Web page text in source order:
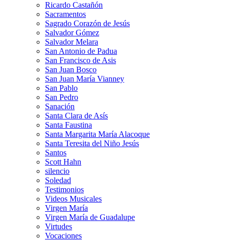
Ricardo Castañón
Sacramentos
Sagrado Corazón de Jesús
Salvador Gómez
Salvador Melara
San Antonio de Padua
San Francisco de Asis
San Juan Bosco
San Juan María Vianney
San Pablo
San Pedro
Sanación
Santa Clara de Asís
Santa Faustina
Santa Margarita María Alacoque
Santa Teresita del Niño Jesús
Santos
Scott Hahn
silencio
Soledad
Testimonios
Videos Musicales
Virgen María
Virgen María de Guadalupe
Virtudes
Vocaciones